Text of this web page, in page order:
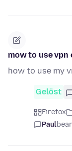
mow to use vpn
how to use my
Gelöst
Firefox
Paul